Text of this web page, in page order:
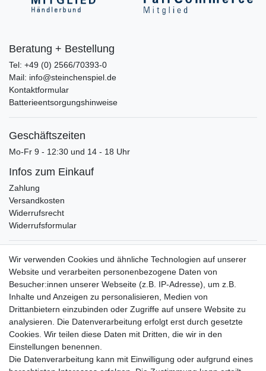
Beratung + Bestellung
Tel: +49 (0) 2566/70393-0
Mail: info@steinchenspiel.de
Kontaktformular
Batterieentsorgungshinweise
Geschäftszeiten
Mo-Fr 9 - 12:30 und 14 - 18 Uhr
Infos zum Einkauf
Zahlung
Versandkosten
Widerrufsrecht
Widerrufsformular
Verpackungslizenz
bei der Landbell AG
Zahlungsarten
Vorabüberweisung
Rechnungskauf
Zahlung bei Abholung
PayPal (inkl. Kreditkarten)
Wir verwenden Cookies und ähnliche Technologien auf unserer
Website und verarbeiten personenbezogene Daten von
Besucher:innen unserer Webseite (z.B. IP-Adresse), um z.B.
Inhalte und Anzeigen zu personalisieren, Medien von
Drittanbietern einzubinden oder Zugriffe auf unsere Website zu
analysieren. Die Datenverarbeitung erfolgt erst durch gesetzte
Cookies. Wir teilen diese Daten mit Dritten, die wir in den
Einstellungen benennen.
Die Datenverarbeitung kann mit Einwilligung oder aufgrund eines